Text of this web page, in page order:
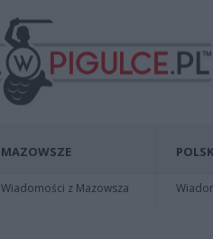
MAZOWSZE
Wiadomości z Mazowsza